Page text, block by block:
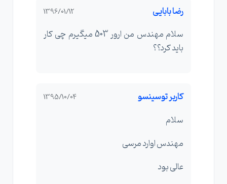
رضا بابایی 1396/01/12
سلام مهندس من ارور 503 میگیرم چی کار
باید کرد؟؟
کاربر توسینسو 1395/10/04
سلام
مهندس اوارد مرسی
عالی بود